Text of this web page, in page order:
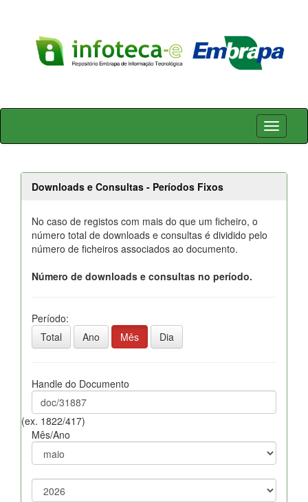
Skip
Downloads e Consultas - Períodos Fixos
No caso de registos com mais do que um ficheiro, o
número total de downloads e consultas é dividido pelo
número de ficheiros associados ao documento.
Número de downloads e consultas no período.
Período:
Total
Ano Mês Dia
Handle do Documento
(ex. 1822/417)
Mês/Ano